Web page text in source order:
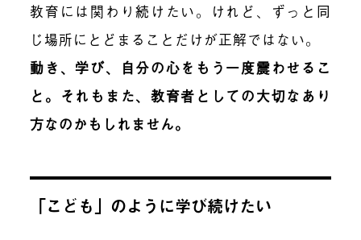
教育には関わり続けたい。けれど、ずっと同
じ場所にとどまることだけが正解ではない。
動き、学び、自分の心をもう一度震わせるこ
と。それもまた、教育者としての大切なあり
方なのかもしれません。
「こども」のように学び続けたい